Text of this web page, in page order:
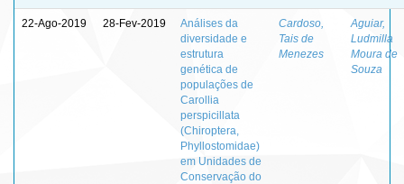
22-Ago-2019 28-Fev-2019
Análises da
diversidade e
estrutura
genética de
populações de
Carollia
perspicillata
(Chiroptera,
Phyllostomidae)
em Unidades de
Conservação do
Cardoso,
Tais de
Menezes
Aguiar,
Ludmilla
Moura de
Souza